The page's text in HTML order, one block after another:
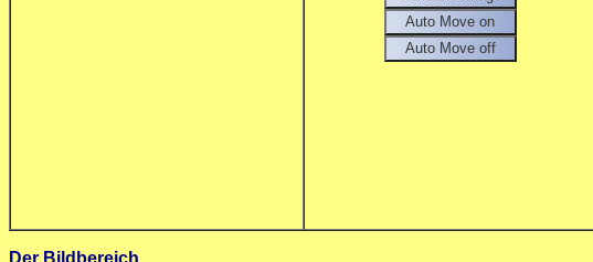
Der Bildbereich